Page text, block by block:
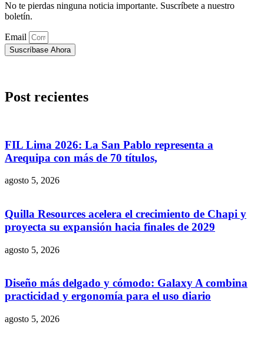
No te pierdas ninguna noticia importante. Suscríbete a nuestro
boletín.
Email
Suscríbase Ahora
Post recientes
FIL Lima 2026: La San Pablo representa a
Arequipa con más de 70 títulos,
agosto 5, 2026
Quilla Resources acelera el crecimiento de Chapi y
proyecta su expansión hacia finales de 2029
agosto 5, 2026
Diseño más delgado y cómodo: Galaxy A combina
practicidad y ergonomía para el uso diario
agosto 5, 2026